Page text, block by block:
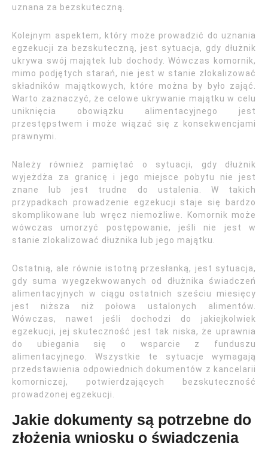
uznana za bezskuteczną.
Kolejnym aspektem, który może prowadzić do uznania
egzekucji za bezskuteczną, jest sytuacja, gdy dłużnik
ukrywa swój majątek lub dochody. Wówczas komornik,
mimo podjętych starań, nie jest w stanie zlokalizować
składników majątkowych, które można by było zająć.
Warto zaznaczyć, że celowe ukrywanie majątku w celu
uniknięcia obowiązku alimentacyjnego jest
przestępstwem i może wiązać się z konsekwencjami
prawnymi.
Należy również pamiętać o sytuacji, gdy dłużnik
wyjeżdża za granicę i jego miejsce pobytu nie jest
znane lub jest trudne do ustalenia. W takich
przypadkach prowadzenie egzekucji staje się bardzo
skomplikowane lub wręcz niemożliwe. Komornik może
wówczas umorzyć postępowanie, jeśli nie jest w
stanie zlokalizować dłużnika lub jego majątku.
Ostatnią, ale równie istotną przesłanką, jest sytuacja,
gdy suma wyegzekwowanych od dłużnika świadczeń
alimentacyjnych w ciągu ostatnich sześciu miesięcy
jest niższa niż połowa ustalonych alimentów.
Wówczas, nawet jeśli dochodzi do jakiejkolwiek
egzekucji, jej skuteczność jest tak niska, że uprawnia
do ubiegania się o wsparcie z funduszu
alimentacyjnego. Wszystkie te sytuacje wymagają
przedstawienia odpowiednich dokumentów z kancelarii
komorniczej, potwierdzających bezskuteczność
prowadzonej egzekucji.
Jakie dokumenty są potrzebne do
złożenia wniosku o świadczenia